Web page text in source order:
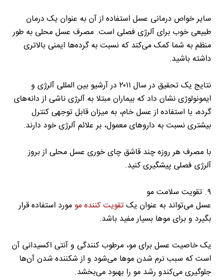
سایر خواص درمانی عسل استفاده از آن به عنوان یک درمان
طبیعی خوب برای آلرژی فصلی است. مصرف عسل محلی به طور
منظم به شما کمک می‌کند که نسبت به گرده‌ها ایمنی بالاتری
داشته باشید.
نتایج یک تحقیق در سال ۲۰۱۱ در آرشیو بین المللی آلرژی و
ایمونولوژی نشان داد که بیماران مبتلا به آلرژی ناشی از دانه‌های
گرده، با استفاده از عسل خام، به میزان قابل توجهی کنترل
بیشتری نسبت به دارو‌های معمول، بر علائم آلرژی خود دارند.
با مصرف هر روزه چند قاشق چای خوری عسل محلی از بروز
آلرژی فصلی پیشگیری کنید.
۹. تقویت سلامت مو
عسل می‌تواند به عنوان یکتقویت کننده مو مورد استفاده قرار
بگیرد و برای مو‌ها بسیار مفید باشد.
یک خاصیت عسل برای مو، مرطوب کنندگی و آنتی اکسیدانی آن
است که سبب نرم شدن مو‌ها می‌شود و از شکننده شدن آن‌ها
جلوگیری می‌کندو رشد مو را بهبود می‌بخشد.